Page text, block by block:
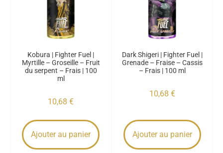
Kobura | Fighter Fuel |
Myrtille – Groseille – Fruit
du serpent – Frais | 100
ml
10,68 €
Ajouter au panier
Dark Shigeri | Fighter Fuel |
Grenade – Fraise – Cassis
– Frais | 100 ml
10,68 €
Ajouter au panier